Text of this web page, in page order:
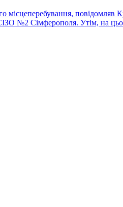
місцеперебування,
№2 Сімферополя. Утім, на